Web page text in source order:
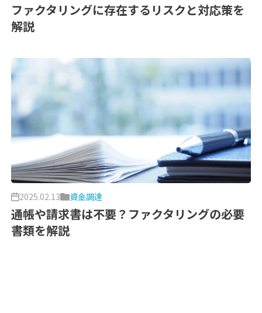
ファクタリングに存在するリスクと対応策を
解説
2025.02.13 資金調達
通帳や請求書は不要？ファクタリングの必要
書類を解説